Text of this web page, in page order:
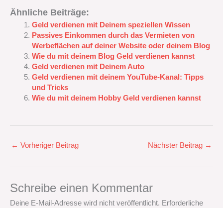
Ähnliche Beiträge:
Geld verdienen mit Deinem speziellen Wissen
Passives Einkommen durch das Vermieten von
Werbeflächen auf deiner Website oder deinem Blog
Wie du mit deinem Blog Geld verdienen kannst
Geld verdienen mit Deinem Auto
Geld verdienen mit deinem YouTube-Kanal: Tipps
und Tricks
Wie du mit deinem Hobby Geld verdienen kannst
← Vorheriger Beitrag Nächster Beitrag →
Schreibe einen Kommentar
Deine E-Mail-Adresse wird nicht veröffentlicht. Erforderliche